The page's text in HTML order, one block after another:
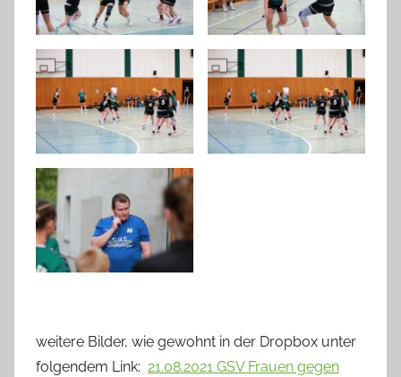
weitere Bilder, wie gewohnt in der Dropbox unter
folgendem Link: 21.08.2021 GSV Frauen gegen